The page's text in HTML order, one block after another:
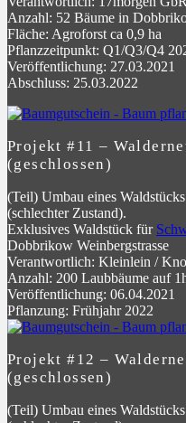
Anzahl: 52 Bäume in
Fläche: Agroforst ca 0,9 ha
Pflanzzeitpunkt: Q1/Q3/Q4
Veröffentlichung: 27.03.2021
Abschluss: 25.03.2022
Projekt #11 –
(geschlossen)
(Teil) Umbau eines
(schlechter Zustand).
Exklusives Waldstück für
Dobbrikow Weinbergstrasse
Verantwortlich: Kleinlein /
Anzahl: 200 Laubbäume auf
Veröffentlichung: 06.04.2021
Pflanzung: Frühjahr 2022
Projekt #12 –
(geschlossen)
(Teil) Umbau eines